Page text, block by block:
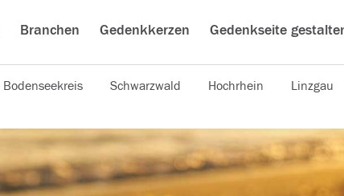
Branchen Gedenkkerzen Gedenkseite
Bodenseekreis Schwarzwald Hochrhein Linzgau